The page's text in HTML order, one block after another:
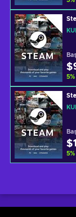
5%
5%